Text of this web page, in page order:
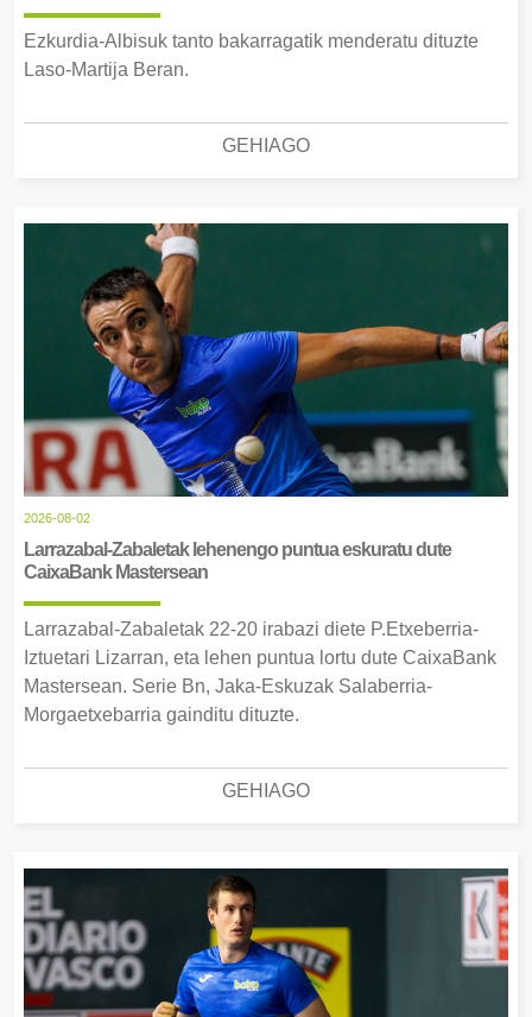
Ezkurdia-Albisuk tanto bakarragatik menderatu dituzte
Laso-Martija Beran.
GEHIAGO
2026-08-02
Larrazabal-Zabaletak lehenengo puntua eskuratu dute
CaixaBank Mastersean
Larrazabal-Zabaletak 22-20 irabazi diete P.Etxeberria-
Iztuetari Lizarran, eta lehen puntua lortu dute CaixaBank
Mastersean. Serie Bn, Jaka-Eskuzak Salaberria-
Morgaetxebarria gainditu dituzte.
GEHIAGO